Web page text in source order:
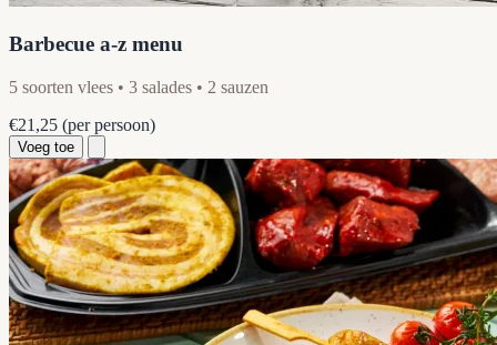
Barbecue a-z menu
5 soorten vlees • 3 salades • 2 sauzen
€21,25 (per persoon)
Voeg toe